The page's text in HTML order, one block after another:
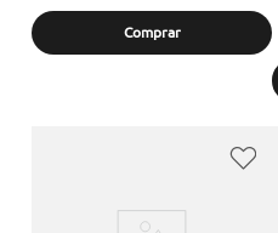
Comprar